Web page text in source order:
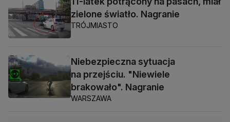
zielone światło. Nagranie
TRÓJMIASTO
Niebezpieczna sytuacja
na przejściu. "Niewiele
brakowało". Nagranie
WARSZAWA